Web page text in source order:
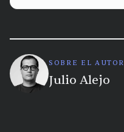
SOBRE EL AUTOR
Julio Alejo